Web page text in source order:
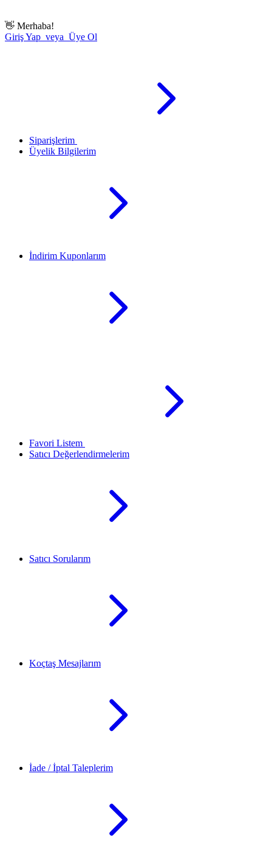
👋 Merhaba!
Giriş Yap veya Üye Ol
Siparişlerim
Üyelik Bilgilerim
İndirim Kuponlarım
Favori Listem
Satıcı Değerlendirmelerim
Satıcı Sorularım
Koçtaş Mesajlarım
İade / İptal Taleplerim